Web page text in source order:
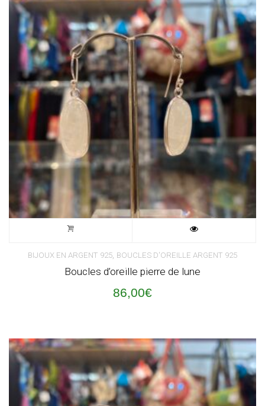
BIJOUX EN ARGENT 925, BOUCLES D'OREILLE ARGENT 925
Boucles d’oreille pierre de lune
86,00€